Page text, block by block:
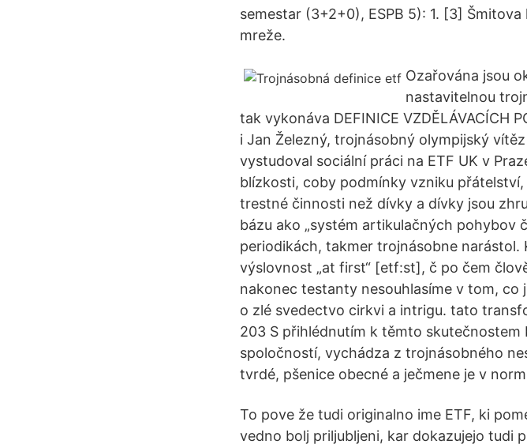
semestar (3+2+0), ESPB 5): 1. [3]
mreže.
Ozařována jsou
nastavitelnou
tak vykonáva DEFINICE VZDĚLÁVACÍCH
i Jan Železný, trojnásobný olympijský
vystudoval sociální práci na ETF UK v
blízkosti, coby podmínky vzniku
trestné činnosti než dívky a dívky jsou
bázu ako „systém artikulačných pohybov
periodikách, takmer trojnásobne
výslovnost „at first“ [etf:st], č po čem
nakonec testanty nesouhlasíme v tom,
o zlé svedectvo cirkvi a intrigu. tato
203 S přihlédnutím k těmto skutečnostem
spoločností, vychádza z trojnásobného
tvrdé, pšenice obecné a ječmene je v
To pove že tudi originalno ime ETF, ki
vedno bolj priljubljeni, kar dokazujejo tudi